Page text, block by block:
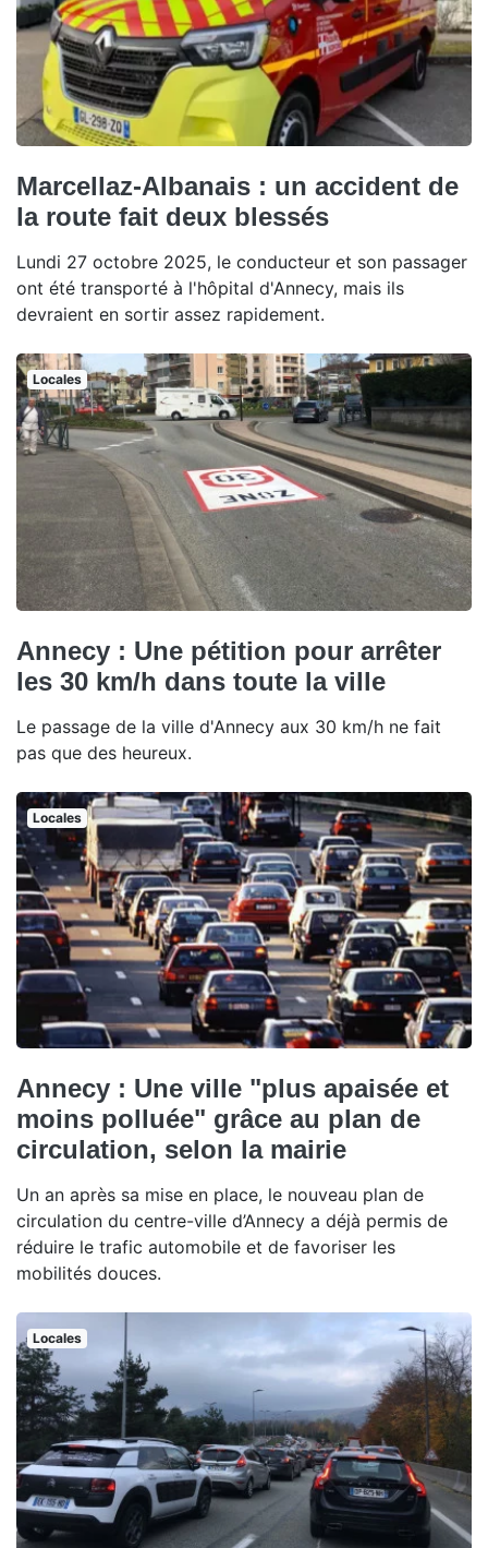
Marcellaz-Albanais : un accident de
la route fait deux blessés
Lundi 27 octobre 2025, le conducteur et son passager
ont été transporté à l'hôpital d'Annecy, mais ils
devraient en sortir assez rapidement.
Locales
Annecy : Une pétition pour arrêter
les 30 km/h dans toute la ville
Le passage de la ville d'Annecy aux 30 km/h ne fait
pas que des heureux.
Locales
Annecy : Une ville "plus apaisée et
moins polluée" grâce au plan de
circulation, selon la mairie
Un an après sa mise en place, le nouveau plan de
circulation du centre-ville d’Annecy a déjà permis de
réduire le trafic automobile et de favoriser les
mobilités douces.
Locales